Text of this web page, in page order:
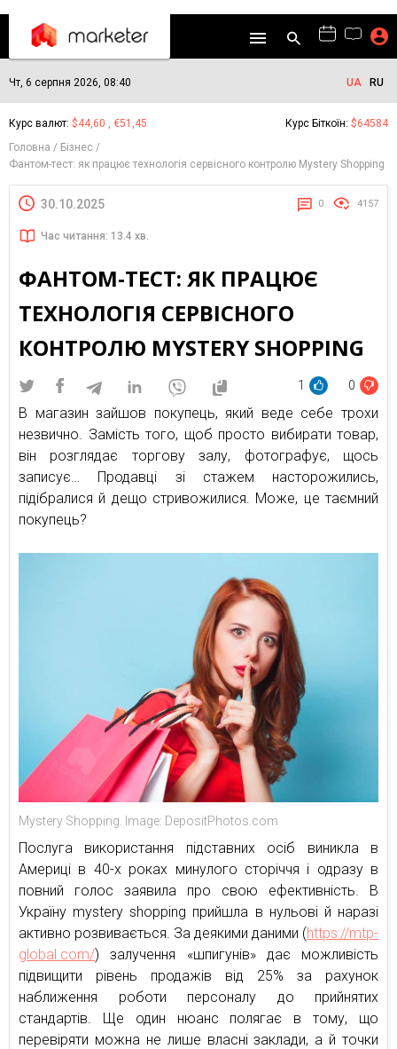
Чт, 6 серпня 2026, 08:40 UA RU
Курс валют: $44,60 , €51,45 Курс Біткоїн: $64584
Головна
Бізнес
Фантом-тест: як працює технологія сервісного контролю Mystery Shopping
30.10.2025 0 4157
Час читання: 13.4 хв.
ФАНТОМ-ТЕСТ: ЯК ПРАЦЮЄ
ТЕХНОЛОГІЯ СЕРВІСНОГО
КОНТРОЛЮ MYSTERY SHOPPING
1 0
В магазин зайшов покупець, який веде себе трохи
незвично. Замість того, щоб просто вибирати товар,
він розглядає торгову залу, фотографує, щось
записує… Продавці зі стажем насторожились,
підібралися й дещо стривожилися. Може, це таємний
покупець?
Mystery Shopping. Image: DepositPhotos.com
Послуга використання підставних осіб виникла в
Америці в 40-х роках минулого сторіччя і одразу в
повний голос заявила про свою ефективність. В
Україну mystery shopping прийшла в нульові й наразі
активно розвивається. За деякими даними (https://mtp-
global.com/) залучення «шпигунів» дає можливість
підвищити рівень продажів від 25% за рахунок
наближення роботи персоналу до прийнятих
стандартів. Ще один нюанс полягає в тому, що
перевіряти можна не лише власні заклади, а й точки